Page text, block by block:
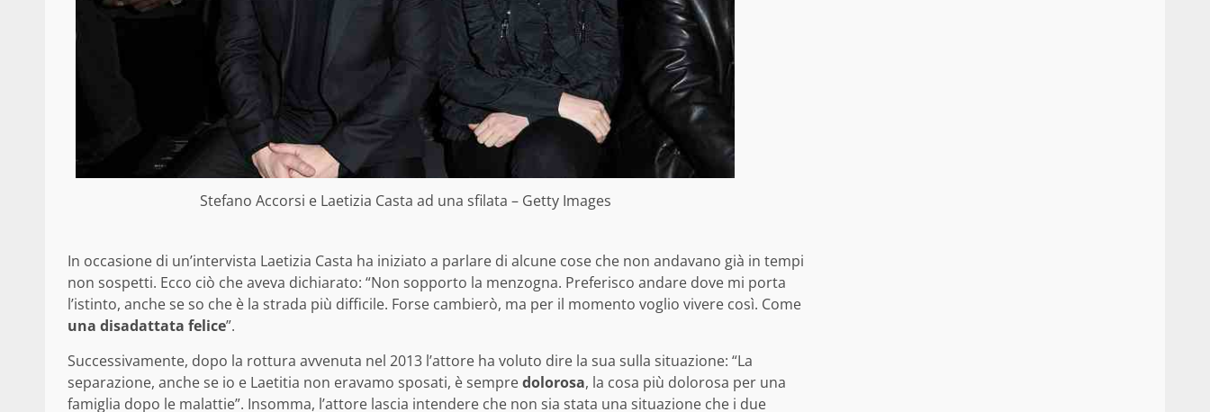
Stefano Accorsi e Laetizia Casta ad una sfilata – Getty Images
In occasione di un’intervista Laetizia Casta ha iniziato a parlare di alcune cose che non andavano già in tempi
non sospetti. Ecco ciò che aveva dichiarato: “Non sopporto la menzogna. Preferisco andare dove mi porta
l’istinto, anche se so che è la strada più difficile. Forse cambierò, ma per il momento voglio vivere così. Come
una disadattata felice”.
Successivamente, dopo la rottura avvenuta nel 2013 l’attore ha voluto dire la sua sulla situazione: “La
separazione, anche se io e Laetitia non eravamo sposati, è sempredolorosa, la cosa più dolorosa per una
famiglia dopo le malattie”. Insomma, l’attore lascia intendere che non sia stata una situazione che i due